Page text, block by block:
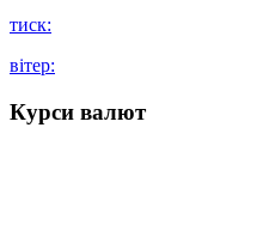
тиск:
вітер:
Курси валют